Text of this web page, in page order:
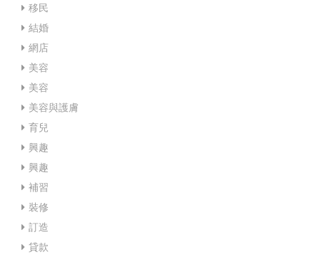
移民
結婚
網店
美容
美容
美容與護膚
育兒
興趣
興趣
補習
裝修
訂造
貸款